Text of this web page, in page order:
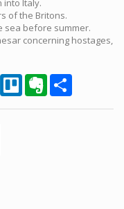
into Italy.
of the Britons.
sea before summer.
concerning hostages,
Skype Trello Evernote